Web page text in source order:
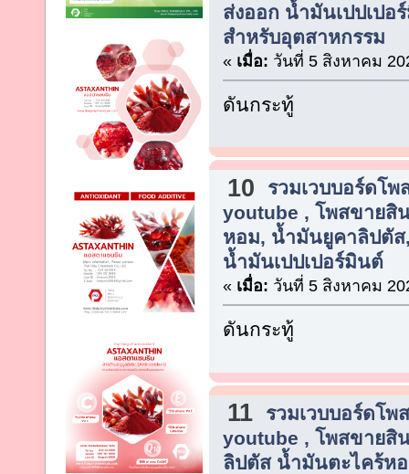
ส่งออก น้ำมันเปปเป
สำหรับอุตสาหกรรม
« เมื่อ: วันที่ 5 สิงหาคม
ดันกระทู้
10
รวมเวบบอร์ดโพ
youtube , โพสขายสิ
หอม, น้ำมันยูคาลิปตั
น้ำมันเปปเปอร์มินต์
« เมื่อ: วันที่ 5 สิงหาคม
ดันกระทู้
11
รวมเวบบอร์ดโพ
youtube , โพสขายสิ
ลิปตัส น้ำมันตะไคร้ห